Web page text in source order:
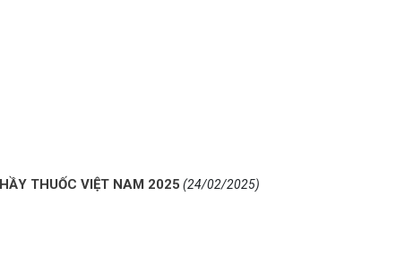
THUỐC VIỆT NAM 2025 (24/02/2025)